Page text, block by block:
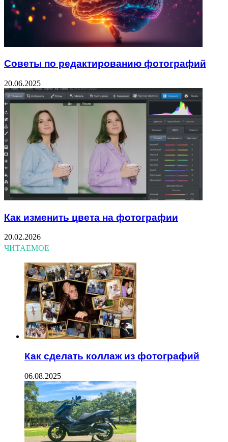
Советы по редактированию фотографий
20.06.2025
Как изменить цвета на фотографии
20.02.2026
ЧИТАЕМОЕ
Как сделать коллаж из фотографий
06.08.2025